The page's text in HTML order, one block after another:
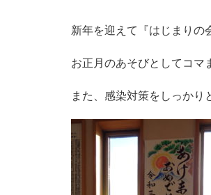
新年を迎えて『はじまりの
お正月のあそびとしてコマ
また、感染対策をしっか